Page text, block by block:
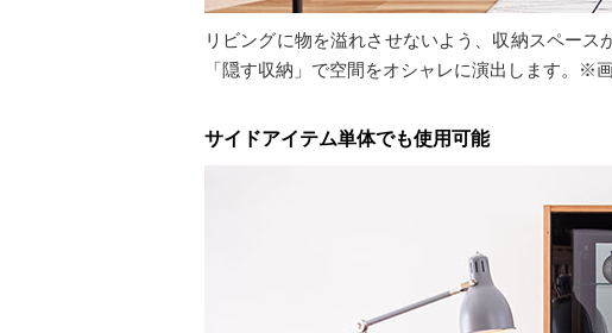
リビングに物を溢れさせないよう、収納スペー
「隠す収納」で空間をオシャレに演出します。※
サイドアイテム単体でも使用可能